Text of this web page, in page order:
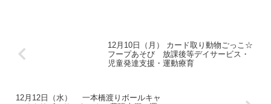
12月10日（月） カード取り動物ごっこ☆
フープあそび 放課後等デイサービス・
児童発達支援・運動療育
12月12日（水） 一本橋渡りボールキャ